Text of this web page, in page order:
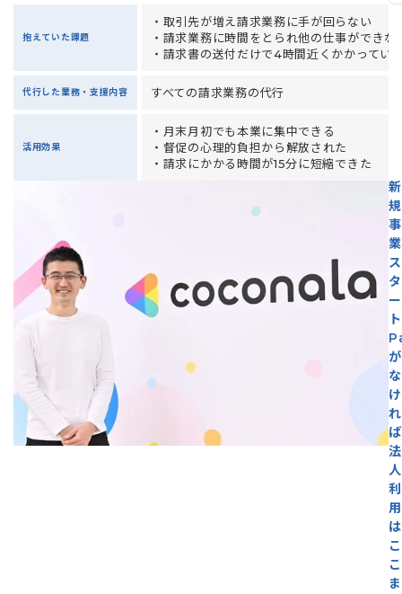
抱えていた課題
・取引先が増え請求業務に手が回らない
・請求業務に時間をとられ他の仕事ができな
・請求書の送付だけで4時間近くかかってい
代行した業務・支援内容 すべての請求業務の代行
活用効果
・月末月初でも本業に集中できる
・督促の心理的負担から解放された
・請求にかかる時間が15分に短縮できた
新
規
事
業
ス
タ
ー
が
な
け
れ
ば
法
人
利
用
は
こ
こ
ま